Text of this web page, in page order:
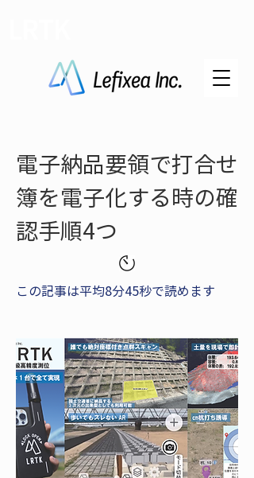
電子納品要領で打合せ
簿を電子化する時の確
認手順4つ
この記事は平均8分45秒で読めます